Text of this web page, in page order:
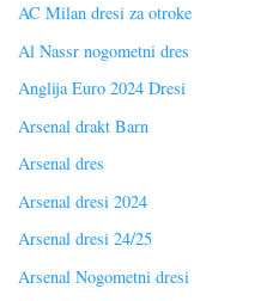
AC Milan dresi za otroke
Al Nassr nogometni dres
Anglija Euro 2024 Dresi
Arsenal drakt Barn
Arsenal dres
Arsenal dresi 2024
Arsenal dresi 24/25
Arsenal Nogometni dresi